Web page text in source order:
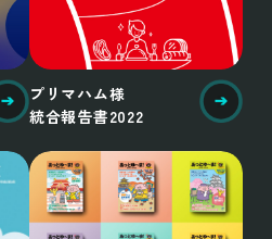
プリマハム様
統合報告書2022